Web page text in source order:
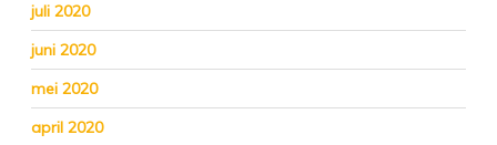
juli 2020
juni 2020
mei 2020
april 2020